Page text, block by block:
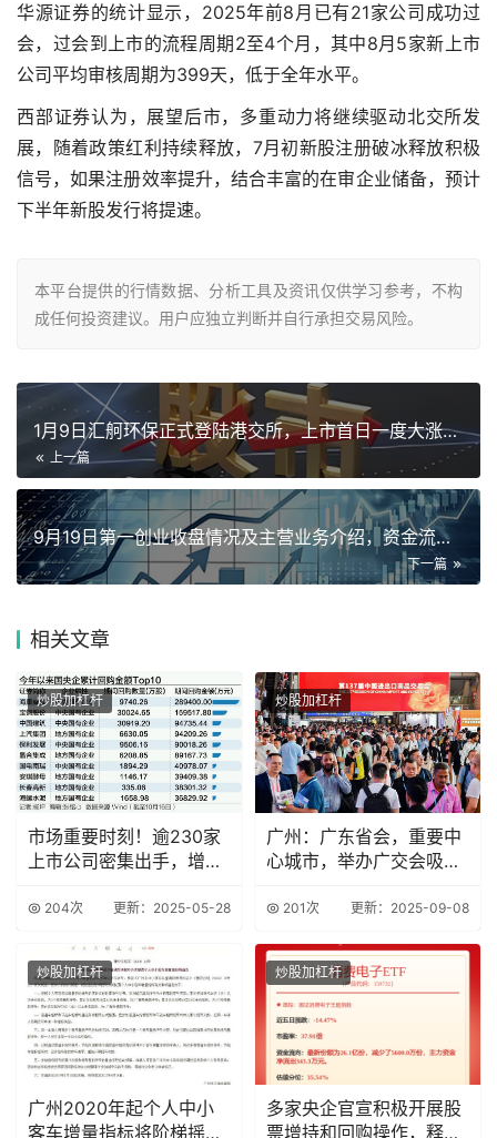
华源证券的统计显示，2025年前8月已有21家公司成功过
会，过会到上市的流程周期2至4个月，其中8月5家新上市
公司平均审核周期为399天，低于全年水平。
西部证券认为，展望后市，多重动力将继续驱动北交所发
展，随着政策红利持续释放，7月初新股注册破冰释放积极
信号，如果注册效率提升，结合丰富的在审企业储备，预计
下半年新股发行将提速。
本平台提供的行情数据、分析工具及资讯仅供学习参考，不构
成任何投资建议。用户应独立判断并自行承担交易风险。
1月9日汇舸环保正式登陆港交所，上市首日一度大涨超10%
上一篇
9月19日第一创业收盘情况及主营业务介绍，资金流入显著
下一篇
相关文章
炒股加杠杆
市场重要时刻！逾230家
上市公司密集出手，增持
204次 更新：2025-05-28
炒股加杠杆
广州：广东省会，重要中
心城市，举办广交会吸引
201次 更新：2025-09-08
炒股加杠杆
广州2020年起个人中小
客车增量指标将阶梯摇
炒股加杠杆
多家央企官宣积极开展股
票增持和回购操作，释放